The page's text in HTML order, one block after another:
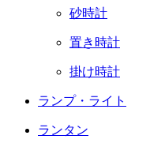
砂時計
置き時計
掛け時計
ランプ・ライト
ランタン